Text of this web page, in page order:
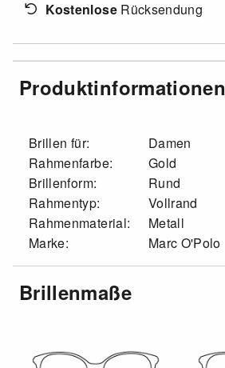
KostenloseRücksendung
Produktinformationen
Brillen für:
Damen
Rahmenfarbe:
Gold
Brillenform:
Rund
Rahmentyp:
Vollrand
Rahmenmaterial:
Metall
Marke:
Marc O'Polo
Brillenmaße